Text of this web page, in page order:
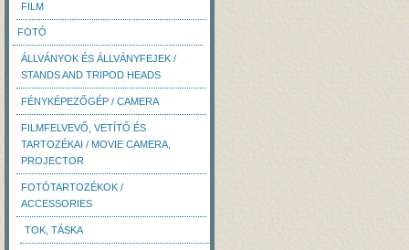
FILM
FOTÓ
ÁLLVÁNYOK ÉS ÁLLVÁNYFEJEK /
STANDS AND TRIPOD HEADS
FÉNYKÉPEZŐGÉP / CAMERA
FILMFELVEVŐ, VETÍTŐ ÉS
TARTOZÉKAI / MOVIE CAMERA,
PROJECTOR
FOTÓTARTOZÉKOK /
ACCESSORIES
TOK, TÁSKA